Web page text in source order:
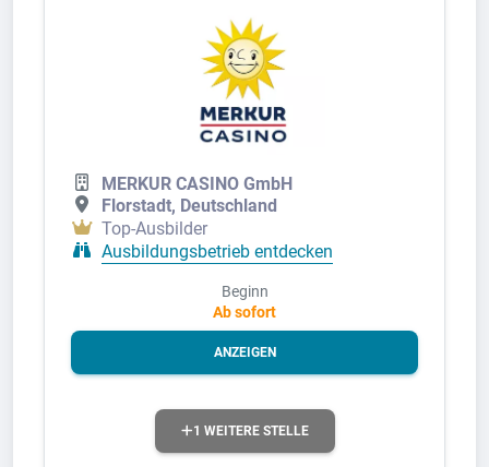
MERKUR CASINO GmbH
Florstadt, Deutschland
Top-Ausbilder
Ausbildungsbetrieb entdecken
Beginn
Ab sofort
ANZEIGEN
1 WEITERE STELLE